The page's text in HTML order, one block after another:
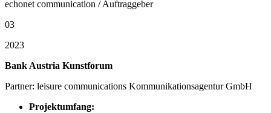
03
2023
Bank Austria Kunstforum
Partner: leisure communications Kommunikationsagentur GmbH
Projektumfang: